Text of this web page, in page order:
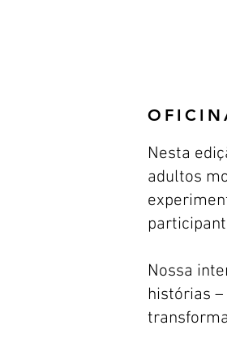
Nesta
adultos
Nossa
histórias